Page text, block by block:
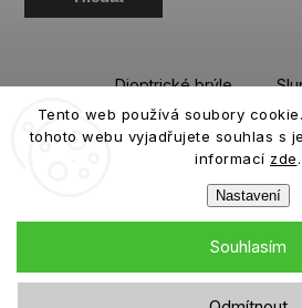
Tento web používá soubory
tohoto webu vyjadřujete souhlas s
informací zde.
Nastavení
Souhlasím
Dioptrické brýle
Sportovní brýle
Roztoky a oční
Copyright 2026eiffeloptic.cz.